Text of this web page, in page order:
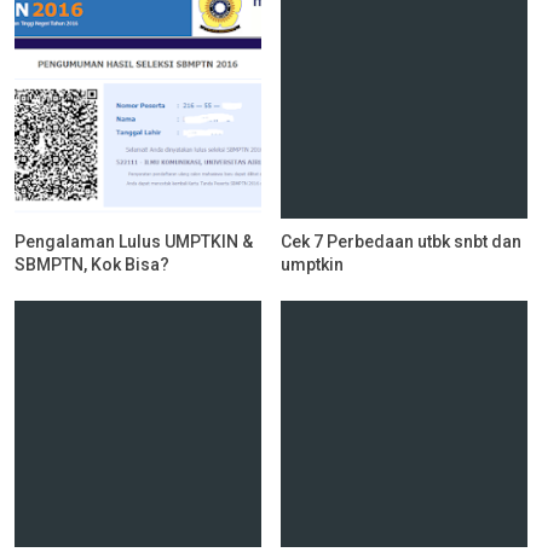
Pengalaman Lulus UMPTKIN &
SBMPTN, Kok Bisa?
Cek 7 Perbedaan utbk snbt dan
umptkin